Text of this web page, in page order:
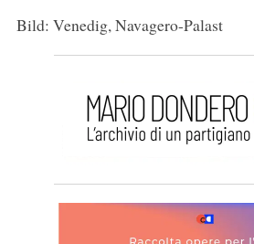
Bild: Venedig, Navagero-Palast